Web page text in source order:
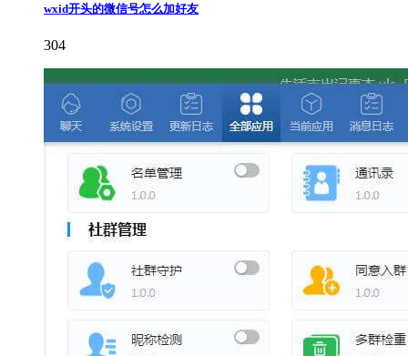
wxid开头的微信号怎么加好友
304